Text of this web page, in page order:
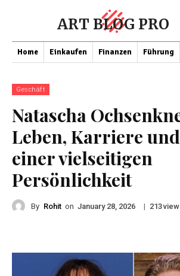
ART BLOG PRO
Home Einkaufen Finanzen Führung
Geschäft
Natascha
Leben, Karriere
einer vielseitigen
Persönlichkeit
By Rohit on January 28, 2026 | 213